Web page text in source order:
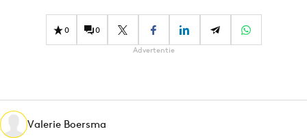
Digital transformation
Diversiteit
Influencer marketing
Interne communicatie
0 0
Advertentie
Valerie Boersma